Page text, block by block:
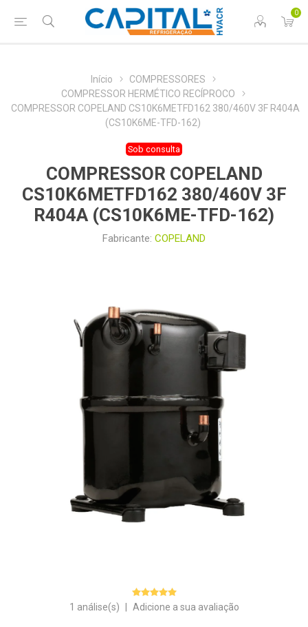
0
Início
COMPRESSORES
COMPRESSOR HERMÉTICO RECÍPROCO
COMPRESSOR COPELAND CS10K6METFD162 380/460V 3F R404A
(CS10K6ME-TFD-162)
Sob consulta
COMPRESSOR COPELAND
CS10K6METFD162 380/460V 3F
R404A (CS10K6ME-TFD-162)
Fabricante: COPELAND
1 análise(s) Adicione a sua avaliação